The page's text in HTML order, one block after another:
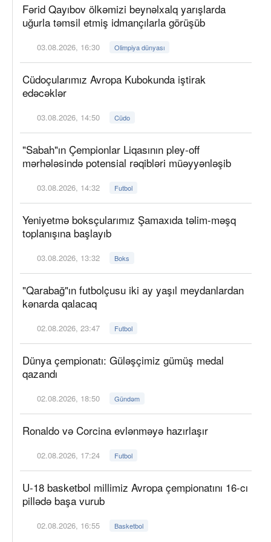
Fərid Qayıbov ölkəmizi beynəlxalq yarışlarda
uğurla təmsil etmiş idmançılarla görüşüb
03.08.2026, 16:30 Olimpiya dünyası
Cüdoçularımız Avropa Kubokunda iştirak
edəcəklər
03.08.2026, 14:50 Cüdo
"Sabah"ın Çempionlar Liqasının pley-off
mərhələsində potensial rəqibləri müəyyənləşib
03.08.2026, 14:32 Futbol
Yeniyetmə boksçularımız Şamaxıda təlim-məşq
toplanışına başlayıb
03.08.2026, 13:32 Boks
"Qarabağ"ın futbolçusu iki ay yaşıl meydanlardan
kənarda qalacaq
02.08.2026, 23:47 Futbol
Dünya çempionatı: Güləşçimiz gümüş medal
qazandı
02.08.2026, 18:50 Gündəm
Ronaldo və Corcina evlənməyə hazırlaşır
02.08.2026, 17:24 Futbol
U-18 basketbol millimiz Avropa çempionatını 16-cı
pillədə başa vurub
02.08.2026, 16:55 Basketbol